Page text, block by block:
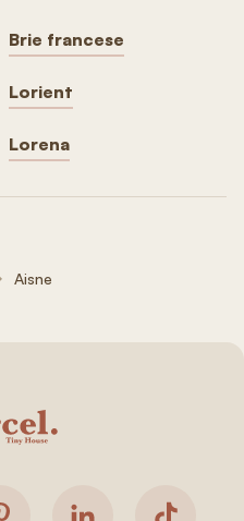
Brie francese
Lorient
Lorena
Aisne